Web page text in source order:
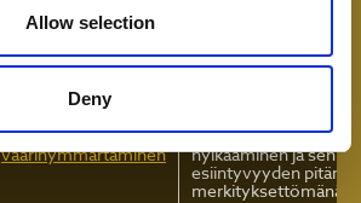
Allow selection
Deny
Tauti ei ole vakava
immuunijärjestelmän
lieviksi tai jopa
Riskin
väärinymmärtäminen
Tautiin sairastumisen
hylkääminen ja sen
esiintyvyyden
merkityksettömänä.